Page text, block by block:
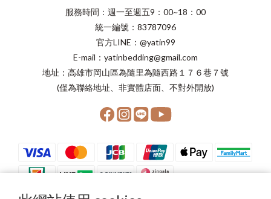
服務時間：週一至週五9：00~18：00
統一編號：83787096
官方LINE：@yatin99
E-mail：yatinbedding@gmail.com
地址：高雄市岡山區為隨里為隨西路１７６巷７號
(僅為聯絡地址、非實體店面、不對外開放)